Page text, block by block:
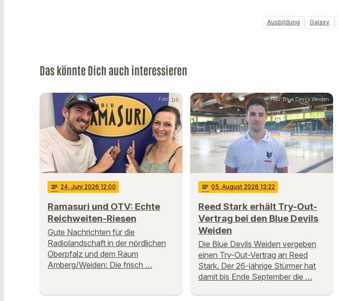
Ausbildung Galaxy
Das könnte Dich auch interessieren
Foto: DK
notes 24. Juni 2026 12:00
Ramasuri und OTV: Echte
Reichweiten-Riesen
Gute Nachrichten für die
Radiolandschaft in der nördlichen
Oberpfalz und dem Raum
Amberg/Weiden: Die frisch …
Foto: Blue Devils Weiden
notes 05. August 2026 13:22
Reed Stark erhält Try-Out-
Vertrag bei den Blue Devils
Weiden
Die Blue Devils Weiden vergeben
einen Try-Out-Vertrag an Reed
Stark. Der 26-jährige Stürmer hat
damit bis Ende September die …